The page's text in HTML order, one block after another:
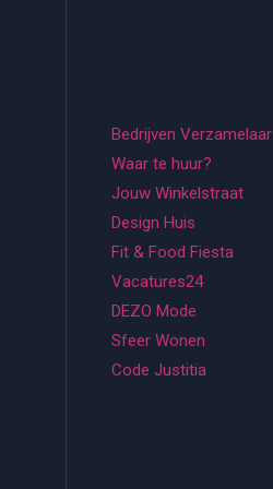
Bedrijven Verzamelaar
Waar te huur?
Jouw Winkelstraat
Design Huis
Fit & Food Fiesta
Vacatures24
DEZO Mode
Sfeer Wonen
Code Justitia